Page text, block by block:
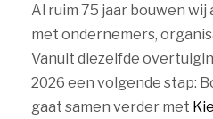
Al ruim 75 jaar bouwen wij
met ondernemers,
Vanuit diezelfde
2026 een volgende stap:
gaat samen verder met